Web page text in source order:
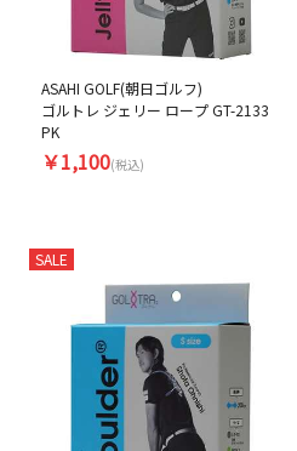
ASAHI GOLF(朝日ゴルフ)
ゴルトレ ジェリー ロープ GT-2133
PK
￥1,100(税込)
SALE